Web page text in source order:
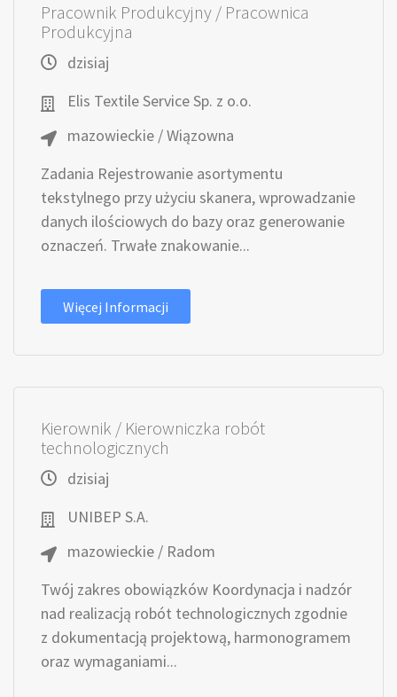
Pracownik Produkcyjny / Pracownica
Produkcyjna
dzisiaj
Elis Textile Service Sp. z o.o.
mazowieckie / Wiązowna
Zadania Rejestrowanie asortymentu
tekstylnego przy użyciu skanera, wprowadzanie
danych ilościowych do bazy oraz generowanie
oznaczeń. Trwałe znakowanie...
Więcej Informacji
Kierownik / Kierowniczka robót
technologicznych
dzisiaj
UNIBEP S.A.
mazowieckie / Radom
Twój zakres obowiązków Koordynacja i nadzór
nad realizacją robót technologicznych zgodnie
z dokumentacją projektową, harmonogramem
oraz wymaganiami...